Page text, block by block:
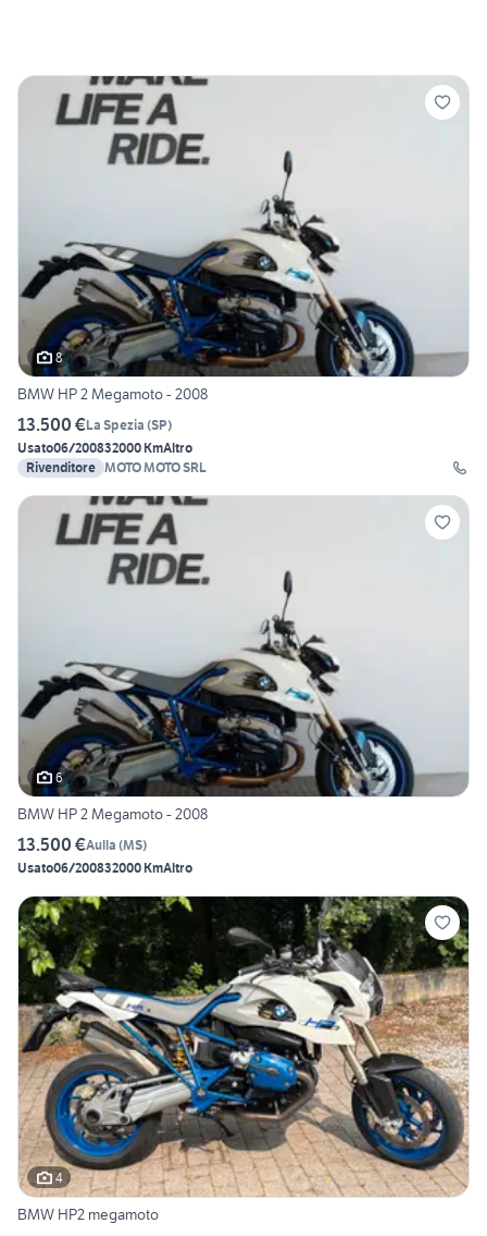
8
BMW HP 2 Megamoto - 2008
13.500 €La Spezia (SP)
Usato06/200832000 KmAltro
Rivenditore MOTO MOTO SRL
6
BMW HP 2 Megamoto - 2008
13.500 €Aulla (MS)
Usato06/200832000 KmAltro
4
BMW HP2 megamoto